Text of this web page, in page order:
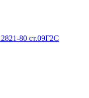
80 ст.09Г2С